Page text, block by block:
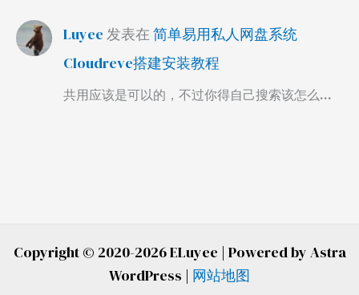
Luyee 发表在简单易用私人网盘系统
Cloudreve搭建安装教程
共用应该是可以的，不过你得自己搜索该怎么…
Copyright © 2020-2026 ELuyee | Powered by Astra
WordPress | 网站地图